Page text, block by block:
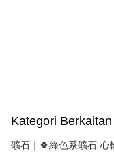
Kategori Berkaitan
礦石｜🍀綠色系礦石-心